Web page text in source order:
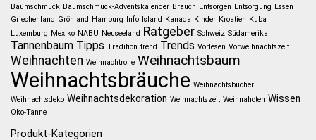
Baumschmuck Baumschmuck-Adventskalender Brauch Entsorgen Entsorgung Essen
Griechenland Grönland Hamburg Info Island Kanada KInder Kroatien Kuba
Luxemburg Mexiko NABU Neuseeland Ratgeber Schweiz Südamerika
Tannenbaum Tipps Tradition trend Trends Vorlesen Vorweihnachtszeit
Weihnachten Weihnachtrolle Weihnachtsbaum
Weihnachtsbräuche Weihnachtsbücher
Weihnachtsdeko Weihnachtsdekoration Weihnachtszeit Weihnahcten Wissen
Öko-Tanne
Produkt-Kategorien